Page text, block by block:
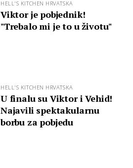
HELL'S KITCHEN HRVATSKA
Viktor je pobjednik!
"Trebalo mi je to u životu"
HELL'S KITCHEN HRVATSKA
U finalu su Viktor i Vehid!
Najavili spektakularnu
borbu za pobjedu